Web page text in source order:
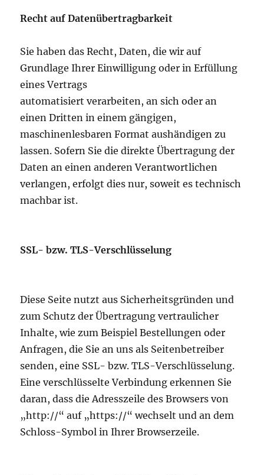
Recht auf Datenübertragbarkeit
Sie haben das Recht, Daten, die wir auf
Grundlage Ihrer Einwilligung oder in Erfüllung
eines Vertrags
automatisiert verarbeiten, an sich oder an
einen Dritten in einem gängigen,
maschinenlesbaren Format aushändigen zu
lassen. Sofern Sie die direkte Übertragung der
Daten an einen anderen Verantwortlichen
verlangen, erfolgt dies nur, soweit es technisch
machbar ist.
SSL- bzw. TLS-Verschlüsselung
Diese Seite nutzt aus Sicherheitsgründen und
zum Schutz der Übertragung vertraulicher
Inhalte, wie zum Beispiel Bestellungen oder
Anfragen, die Sie an uns als Seitenbetreiber
senden, eine SSL- bzw. TLS-Verschlüsselung.
Eine verschlüsselte Verbindung erkennen Sie
daran, dass die Adresszeile des Browsers von
„http://“ auf „https://“ wechselt und an dem
Schloss-Symbol in Ihrer Browserzeile.